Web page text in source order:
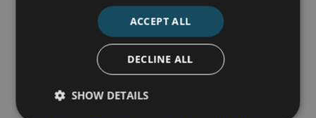
4 BADEN
606 M² GEBOUWD
4.995.000 €
ACCEPT ALL
DECLINE ALL
SHOW DETAILS